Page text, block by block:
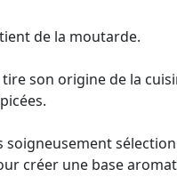
de la moutarde.
son origine de la
créer une base